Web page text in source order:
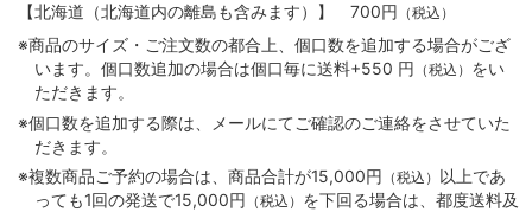
【北海道（北海道内の離島も含みます）】 700円 （税込）
※商品のサイズ・ご注文数の都合上、個口数を追加する場合がござ
います。個口数追加の場合は個口毎に送料+550 円 （税込） をい
ただきます。
※個口数を追加する際は、メールにてご確認のご連絡をさせていた
だきます。
※複数商品ご予約の場合は、商品合計が15,000円 （税込） 以上であ
っても1回の発送で15,000円 （税込） を下回る場合は、都度送料及